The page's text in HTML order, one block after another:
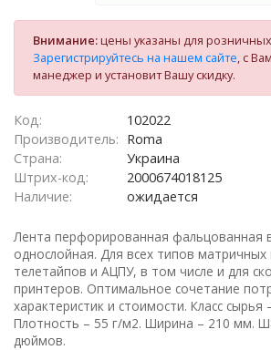
Внимание:цены указаны для
Зарегистрируйтесь на нашем сайте , с
манеджер и установит Вашу скидку.
Код:
102022
Производитель: Roma
Страна:
Украина
Штрих-код:
2000674018125
Наличие:
ожидается
Лента перфорированная фальцованная
однослойная. Для всех типов матричных
телетайпов и АЦПУ, в том числе и для
принтеров. Оптимальное сочетание
характеристик и стоимости. Класс сырья
Плотность – 55 г/м2. Ширина – 210 мм.
дюймов.